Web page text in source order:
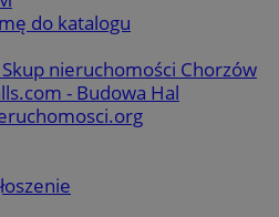
do katalogu
nieruchomości Chorzów
- Budowa Hal